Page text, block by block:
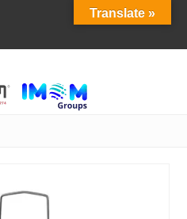
Translate »